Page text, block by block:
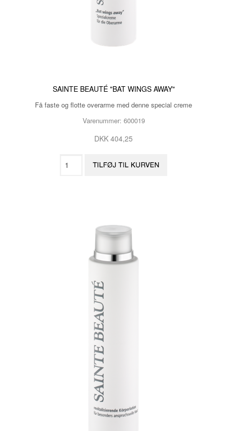
SAINTE BEAUTÉ "BAT WINGS AWAY"
Få faste og flotte overarme med denne special creme
Varenummer: 600019
DKK 404,25